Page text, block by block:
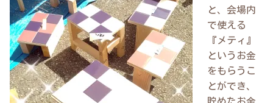
と、会場内
で使える
『メティ』
というお金
をもらうこ
とができ、
貯めたお金